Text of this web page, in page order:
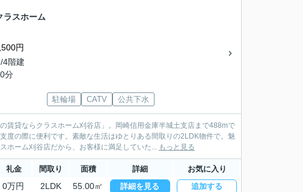
スホーム
円
4階建
分
駐輪場 CATV 公共下水
貸ならクラスホーム刈谷店」。岡崎信用金庫半城土支店まで488mで
度の際に便利です。素敵な生活はゆとりある間取りの2LDK物件で。魅
ホーム刈谷店だから、お客様に満足していた... もっと見る
礼金 間取り 面積 詳細 お気に入り
0万円 2LDK 55.00㎡ 詳細を見る 追加する